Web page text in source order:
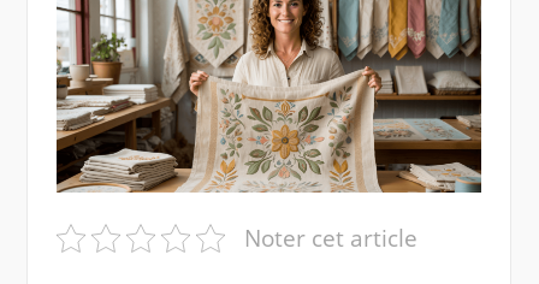
Noter cet article